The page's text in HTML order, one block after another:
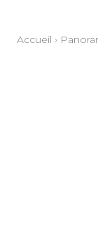
Accueil ›